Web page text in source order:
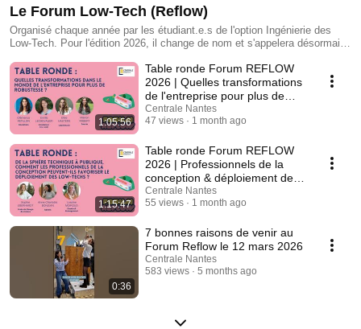
Le Forum Low-Tech (Reflow)
Organisé chaque année par les étudiant.e.s de l'option Ingénierie des
Low-Tech. Pour l'édition 2026, il change de nom et s'appelera désormais
1:05:56
Table ronde Forum REFLOW
2026 | Quelles transformations
de l'entreprise pour plus de
robustesse ?
Centrale Nantes
47 views
1 month ago
1:15:47
Table ronde Forum REFLOW
2026 | Professionnels de la
conception & déploiement des
low-techs.
Centrale Nantes
55 views
1 month ago
0:36
7 bonnes raisons de venir au
Forum Reflow le 12 mars 2026
Centrale Nantes
583 views
5 months ago